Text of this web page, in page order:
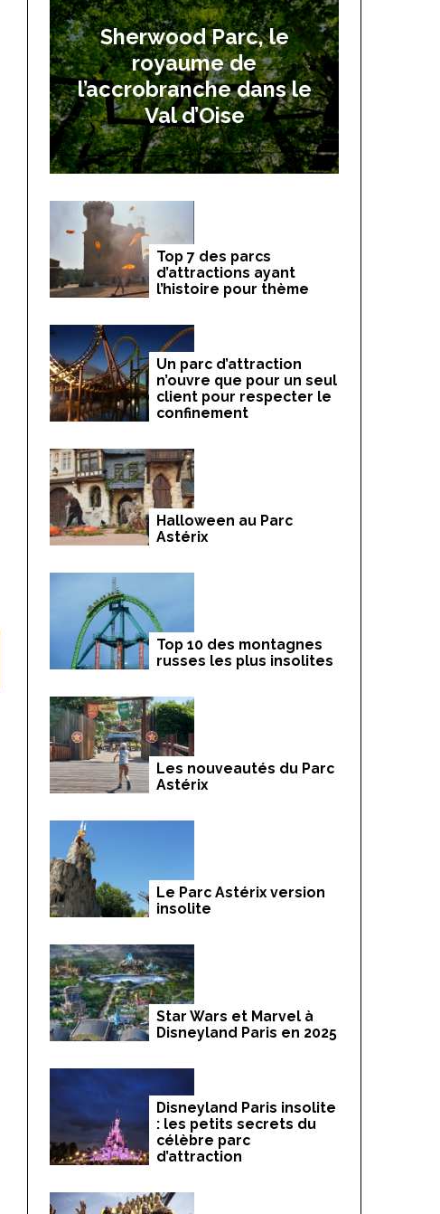
Sherwood Parc, le
royaume de
l’accrobranche dans le
Val d’Oise
Top 7 des parcs
d’attractions ayant
l’histoire pour thème
Un parc d’attraction
n’ouvre que pour un seul
client pour respecter le
confinement
Halloween au Parc
Astérix
Top 10 des montagnes
russes les plus insolites
Les nouveautés du Parc
Astérix
Le Parc Astérix version
insolite
Star Wars et Marvel à
Disneyland Paris en 2025
Disneyland Paris insolite
: les petits secrets du
célèbre parc
d’attraction